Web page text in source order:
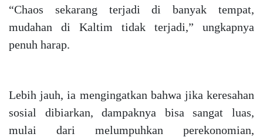
“Chaos sekarang terjadi di banyak tempat,
mudahan di Kaltim tidak terjadi,” ungkapnya
penuh harap.
Lebih jauh, ia mengingatkan bahwa jika keresahan
sosial dibiarkan, dampaknya bisa sangat luas,
mulai dari melumpuhkan perekonomian,